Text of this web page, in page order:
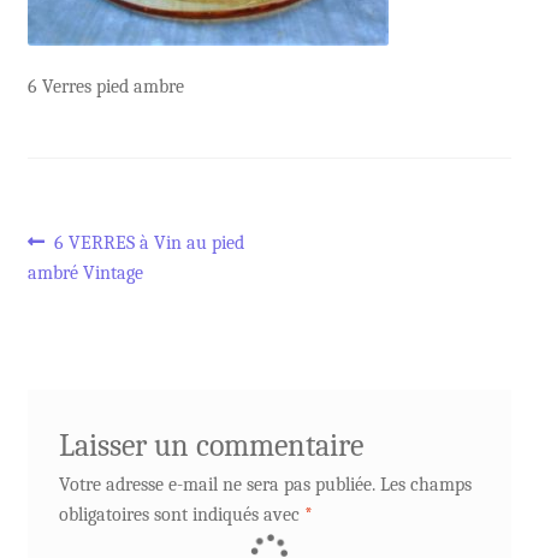
6 Verres pied ambre
Navigation
Article
précédent :
6 VERRES à Vin au pied
ambré Vintage
Laisser un commentaire
Votre adresse e-mail ne sera pas publiée. Les champs
obligatoires sont indiqués avec *